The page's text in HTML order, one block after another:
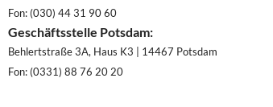
Fon: (030) 44 31 90 60
Geschäftsstelle Potsdam:
Behlertstraße 3A, Haus K3 | 14467 Potsdam
Fon: (0331) 88 76 20 20